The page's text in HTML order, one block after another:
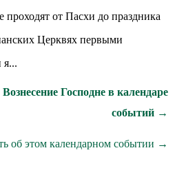
от Пасхи до праздника
Церквях первыми
я...
Господне в календаре
событий →
об этом календарном событии →